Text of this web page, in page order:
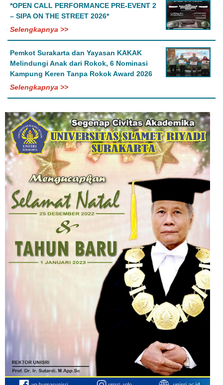
*OPEN CALL PERFORMANCE PRE-EVENT 2
– SIPA ON THE STREET 2026*
Selengkapnya >>
Pemkot Surakarta dan Yayasan KAKAK
Melindungi Anak dari Rokok, 6 Nominasi
Kampung Keren Tanpa Rokok Award 2026
Selengkapnya >>